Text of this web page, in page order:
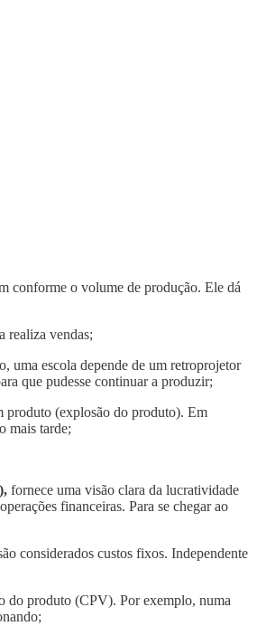
conforme o volume de produção. Ele dá
realiza vendas;
uma escola depende de um retroprojetor
que pudesse continuar a produzir;
produto (explosão do produto). Em
mais tarde;
fornece uma visão clara da lucratividade
financeiras. Para se chegar ao
considerados custos fixos. Independente
do produto (CPV). Por exemplo, numa